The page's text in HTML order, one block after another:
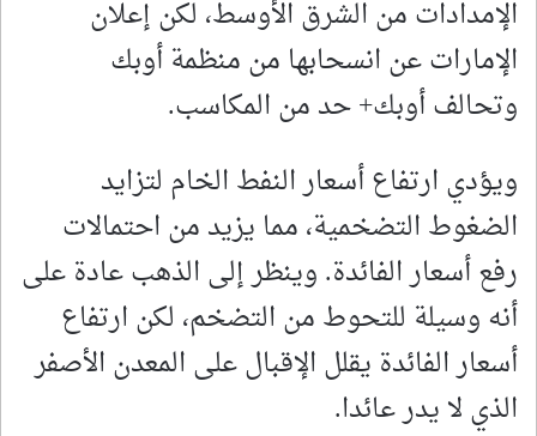
الإمدادات من الشرق الأوسط، لكن إعلان
الإمارات عن انسحابها من منظمة أوبك
وتحالف أوبك+ حد ​من المكاسب.
ويؤدي ارتفاع ⁠أسعار النفط الخام ⁠لتزايد
الضغوط التضخمية، مما يزيد من احتمالات
رفع أسعار الفائدة. وينظر إلى الذهب عادة على
أنه وسيلة للتحوط من التضخم، لكن ارتفاع
أسعار الفائدة يقلل الإقبال على ⁠المعدن الأصفر
الذي لا يدر عائدا.